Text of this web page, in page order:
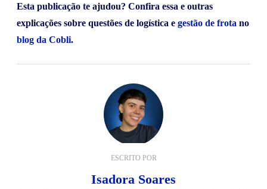
Esta publicação te ajudou? Confira essa e outras
explicações sobre questões de logística e gestão de frota no
blog da Cobli.
ESCRITO POR
Isadora Soares